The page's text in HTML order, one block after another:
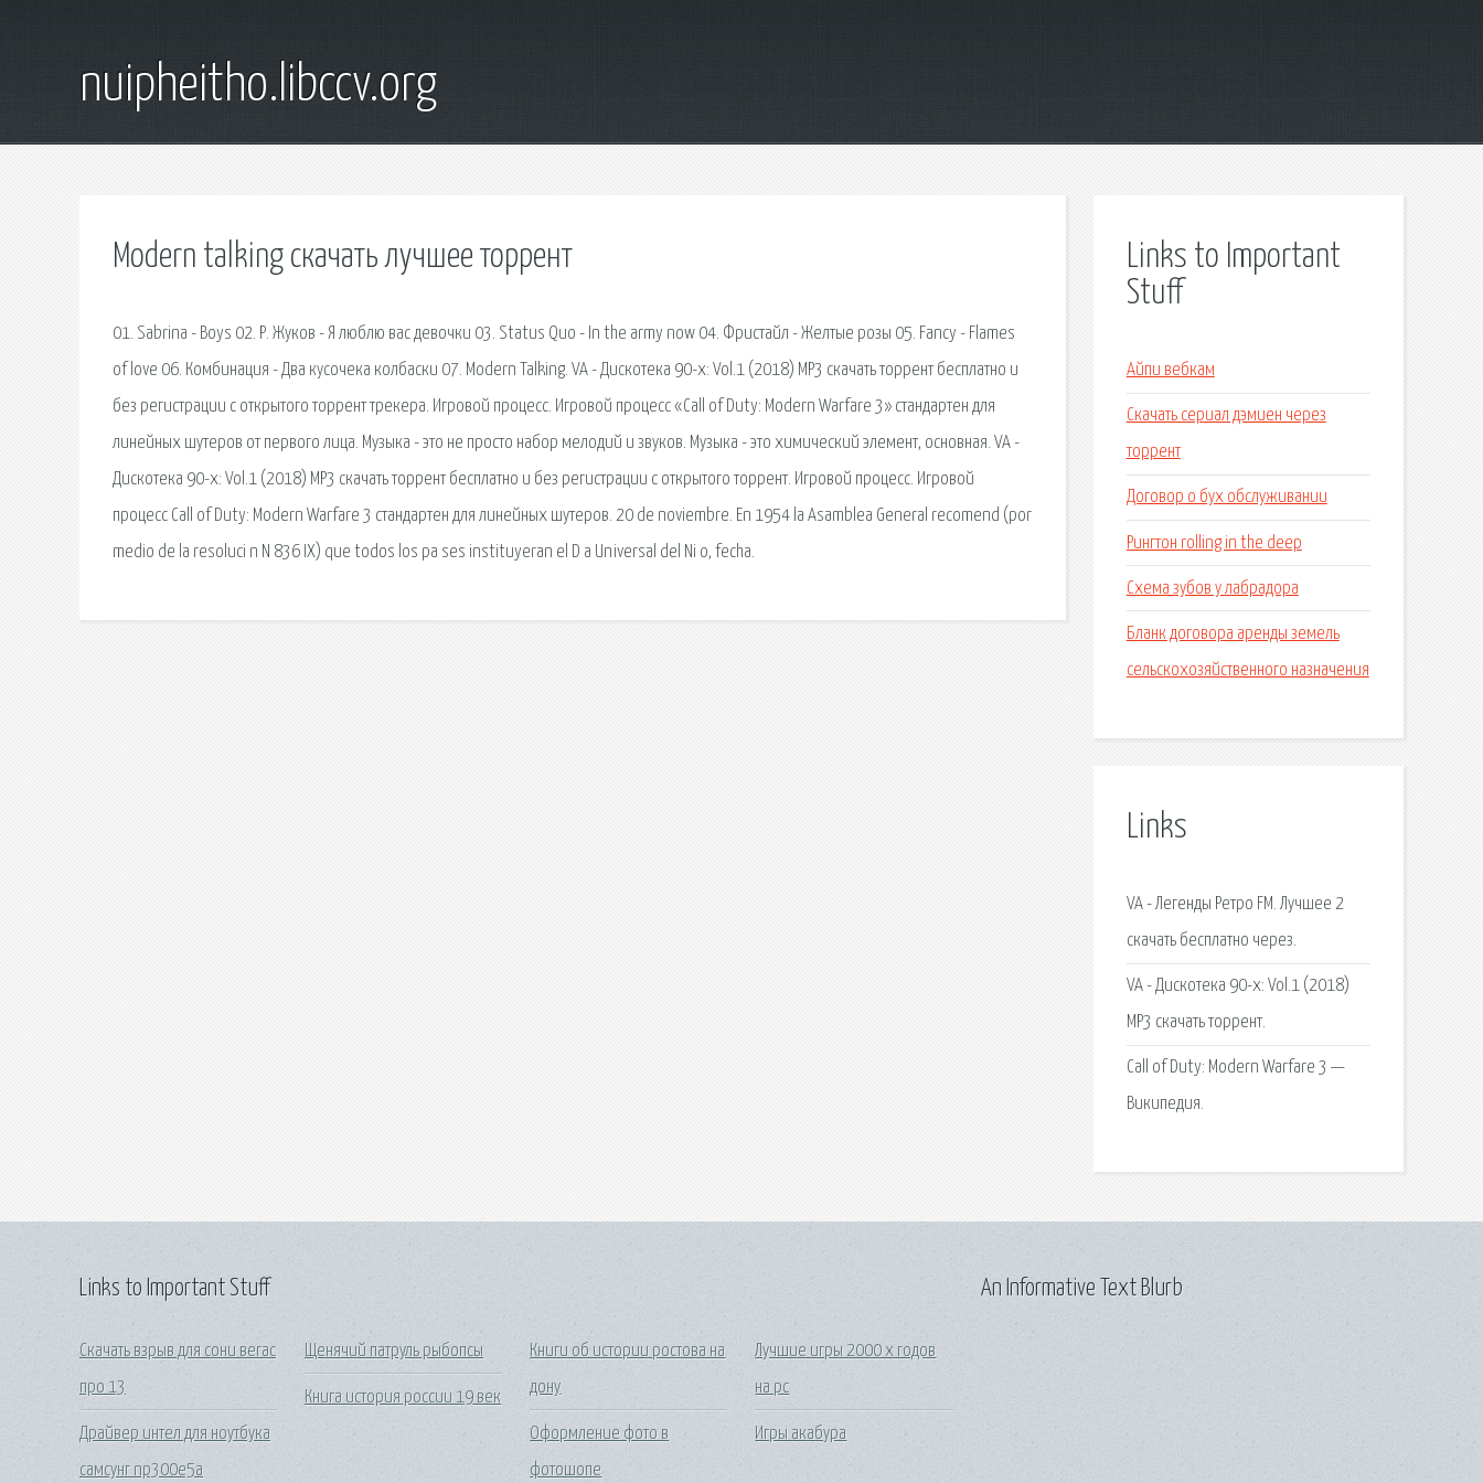
nuipheitho.libccv.org
Modern talking скачать лучшее торрент
01. Sabrina - Boys 02. Р. Жуков - Я люблю вас девочки 03. Status Quo - In the army now 04. Фристайл - Желтые розы 05. Fancy - Flames
of love 06. Комбинация - Два кусочека колбаски 07. Modern Talking. VA - Дискотека 90-х: Vol.1 (2018) MP3 скачать торрент бесплатно и
без регистрации с открытого торрент трекера. Игровой процесс. Игровой процесс «Call of Duty: Modern Warfare 3» стандартен для
линейных шутеров от первого лица. Музыка - это не просто набор мелодий и звуков. Музыка - это химический элемент, основная. VA -
Дискотека 90-х: Vol.1 (2018) MP3 скачать торрент бесплатно и без регистрации с открытого торрент. Игровой процесс. Игровой
процесс Call of Duty: Modern Warfare 3 стандартен для линейных шутеров. 20 de noviembre. En 1954 la Asamblea General recomend (por
medio de la resoluci n N 836 IX) que todos los pa ses instituyeran el D a Universal del Ni o, fecha.
Links to Important
Stuff
Айпи вебкам
Скачать сериал дэмиен через
торрент
Договор о бух обслуживании
Рингтон rolling in the deep
Схема зубов у лабрадора
Бланк договора аренды земель
сельскохозяйственного назначения
Links
VA - Легенды Ретро FM. Лучшее 2
скачать бесплатно через.
VA - Дискотека 90-х: Vol.1 (2018)
MP3 скачать торрент.
Call of Duty: Modern Warfare 3 —
Википедия.
Links to Important Stuff
Скачать взрыв для сони вегас
про 13
Драйвер интел для ноутбука
самсунг np300e5a
Щенячий патруль рыбопсы
Книга история россии 19 век
Книги об истории ростова на
дону
Оформление фото в
фотошопе
Лучшие игры 2000 х годов
на pc
Игры акабура
An Informative Text Blurb